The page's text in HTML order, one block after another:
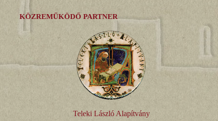
KÖZREMŰKÖDŐ PARTNER
Teleki László Alapítvány